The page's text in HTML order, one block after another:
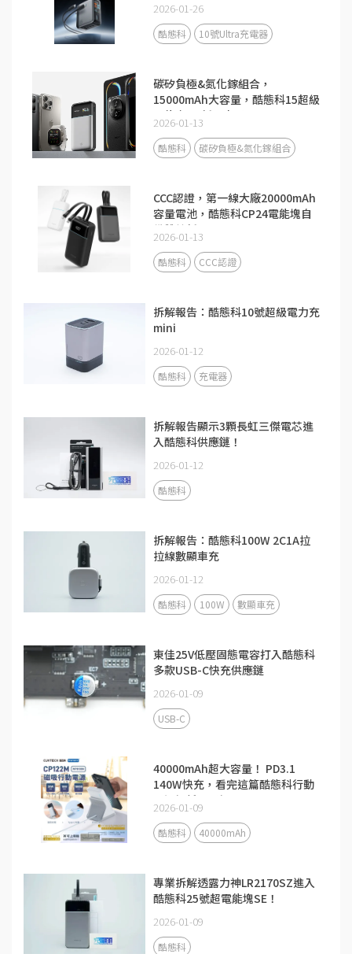
2026-01-26
酷態科 10號Ultra充電器
碳矽負極&氮化鎵組合，
15000mAh大容量，酷態科15超級
電能卡Air新品來了！
2026-01-13
酷態科 碳矽負極&氮化鎵組合
CCC認證，第一線大廠20000mAh
容量電池，酷態科CP24電能塊自
備雙線新品
2026-01-13
酷態科 CCC認證
拆解報告：酷態科10號超級電力充
mini
2026-01-12
酷態科 充電器
拆解報告顯示3顆長虹三傑電芯進
入酷態科供應鏈！
2026-01-12
酷態科
拆解報告：酷態科100W 2C1A拉
拉線數顯車充
2026-01-12
酷態科 100W 數顯車充
東佳25V低壓固態電容打入酷態科
多款USB-C快充供應鏈
2026-01-09
USB-C
40000mAh超大容量！ PD3.1
140W快充，看完這篇酷態科行動
電源解析更了解
2026-01-09
酷態科 40000mAh
專業拆解透露力神LR2170SZ進入
酷態科25號超電能塊SE！
2026-01-09
酷態科